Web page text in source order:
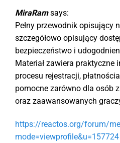
MiraRam says:
Pełny przewodnik opisujący
szczegółowo opisujący
bezpieczeństwo i
Materiał zawiera praktyczne
procesu rejestracji,
pomocne zarówno dla osób
oraz zaawansowanych
https://reactos.org/forum/
mode=viewprofile&u=157724